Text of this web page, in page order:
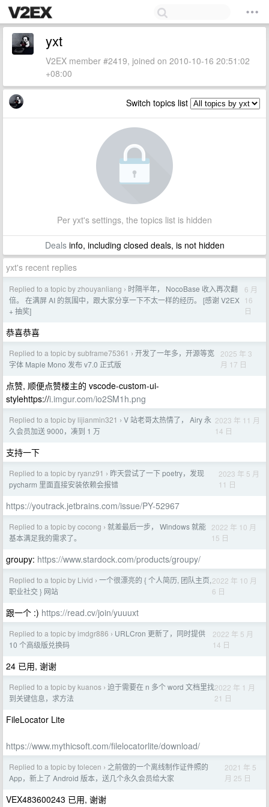
yxt
V2EX member #2419, joined on 2010-10-16 20:51:02
+08:00
Switch topics list
Per yxt's settings, the topics list is hidden
Dealsinfo, including closed deals, is not hidden
yxt's recent replies
Replied to a topic by zhouyanliang › 时隔半年， NocoBase 收入再次翻
倍。 在满屏 AI 的氛围中，跟大家分享一下不太一样的经历。 [感谢 V2EX
+ 抽奖]
6 月
16
日
恭喜恭喜
Replied to a topic by subframe75361 › 开发了一年多，开源等宽
字体 Maple Mono 发布 v7.0 正式版
2025 年 3
月 17 日
点赞, 顺便点赞楼主的 vscode-custom-ui-
stylehttps://i.imgur.com/io2SM1h.png
Replied to a topic by lijianmin321 › V 站老哥太热情了， Airy 永
久会员加送 9000，凑到 1 万
2023 年 11 月
14 日
支持一下
Replied to a topic by ryanz91 › 昨天尝试了一下 poetry，发现
pycharm 里面直接安装依赖会报错
2023 年 5 月
11 日
https://youtrack.jetbrains.com/issue/PY-52967
Replied to a topic by cocong › 就差最后一步， Windows 就能
基本满足我的需求了。
2022 年 10 月
15 日
groupy: https://www.stardock.com/products/groupy/
Replied to a topic by Livid › 一个很漂亮的 { 个人简历, 团队主页,
职业社交 } 网站
2022 年 10 月
6 日
跟一个 :) https://read.cv/join/yuuuxt
Replied to a topic by imdgr886 › URLCron 更新了，同时提供
10 个高级版兑换码
2022 年 5 月
14 日
24 已用, 谢谢
Replied to a topic by kuanos › 迫于需要在 n 多个 word 文档里找
到关键信息，求方法
2022 年 1 月
21 日
FileLocator Lite
https://www.mythicsoft.com/filelocatorlite/download/
Replied to a topic by tolecen › 之前做的一个离线制作证件照的
App，新上了 Android 版本，送几个永久会员给大家
2021 年 5
月 25 日
VEX483600243 已用, 谢谢